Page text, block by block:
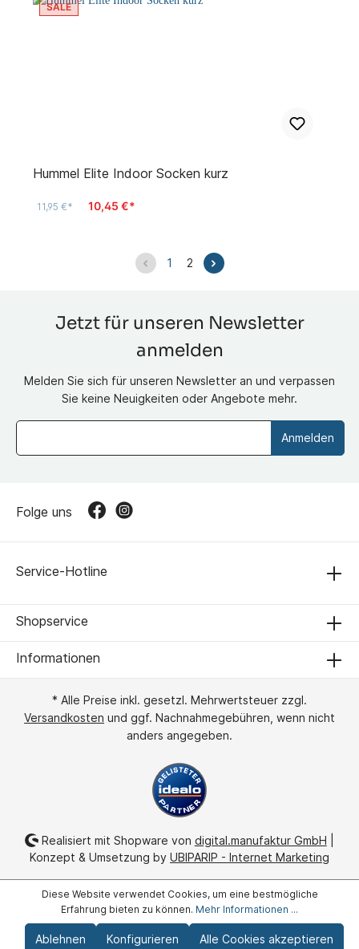
SALE
Hummel Elite Indoor Socken kurz
11,95 €* 10,45 €*
1 2
Jetzt für unseren Newsletter
anmelden
Melden Sie sich für unseren Newsletter an und verpassen
Sie keine Neuigkeiten oder Angebote mehr.
Anmelden
Service-Hotline
Folge uns
Shopservice
Informationen
* Alle Preise inkl. gesetzl. Mehrwertsteuer zzgl.
Versandkosten und ggf. Nachnahmegebühren, wenn nicht
anders angegeben.
Realisiert mit Shopware von digital.manufaktur GmbH
Konzept & Umsetzung by UBIPARIP - Internet Marketing
Diese Website verwendet Cookies, um eine bestmögliche
Erfahrung bieten zu können. Mehr Informationen ...
Ablehnen Konfigurieren Alle Cookies akzeptieren